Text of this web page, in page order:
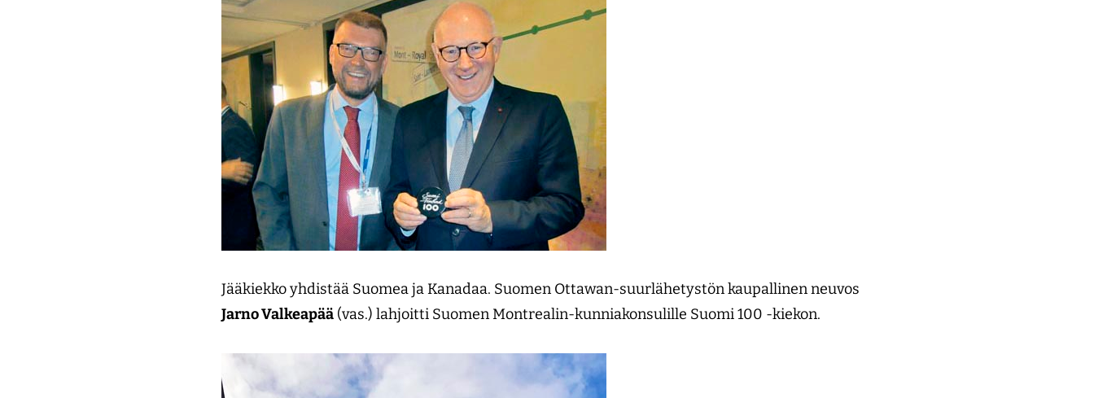
Jääkiekko yhdistää Suomea ja Kanadaa. Suomen Ottawan-suurlähetystön kaupallinen neuvos
Jarno Valkeapää (vas.) lahjoitti Suomen Montrealin-kunniakonsulille Suomi 100 -kiekon.